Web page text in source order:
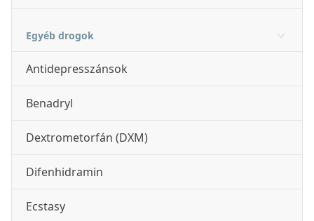
Egyéb drogok
Antidepresszánsok
Benadryl
Dextrometorfán (DXM)
Difenhidramin
Ecstasy